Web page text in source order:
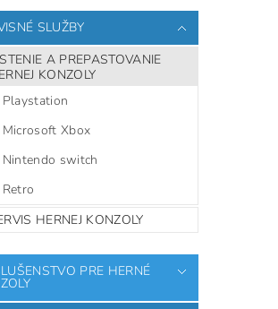
SLUŽBY
A PREPASTOVANIE
KONZOLY
Playstation
Microsoft Xbox
Nintendo switch
Retro
HERNEJ KONZOLY
PRE HERNÉ